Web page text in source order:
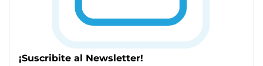
¡Suscribite al Newsletter!